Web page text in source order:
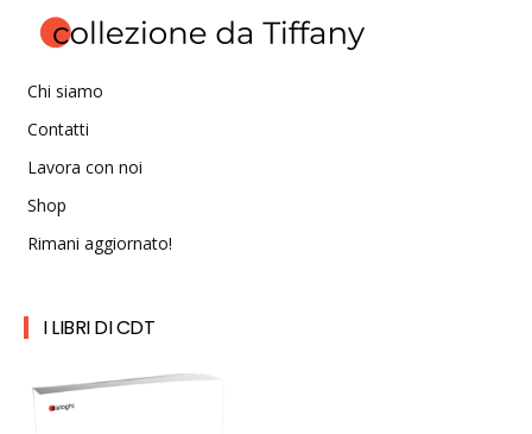
Chi siamo
Contatti
Lavora con noi
Shop
Rimani aggiornato!
I LIBRI DI CDT